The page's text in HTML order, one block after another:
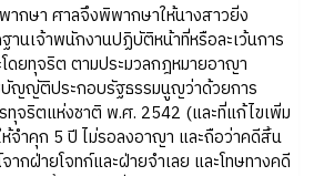
ษา ศาลจึงพิพากษาให้นางสาวยิ่ง
นเจ้าพนักงานปฏิบัติหน้าที่หรือละเว้นการ
ดยทุจริต ตามประมวลกฎหมายอาญา
บัญญัติประกอบรัฐธรรมนูญว่าด้วยการ
ทุจริตแห่งชาติ พ.ศ. 2542 (และที่แก้ไขเพิ่ม
จำคุก 5 ปี ไม่รอลงอาญา และถือว่าคดีสิ้น
กฝ่ายโจทก์และฝ่ายจำเลย และโทษทางคดี